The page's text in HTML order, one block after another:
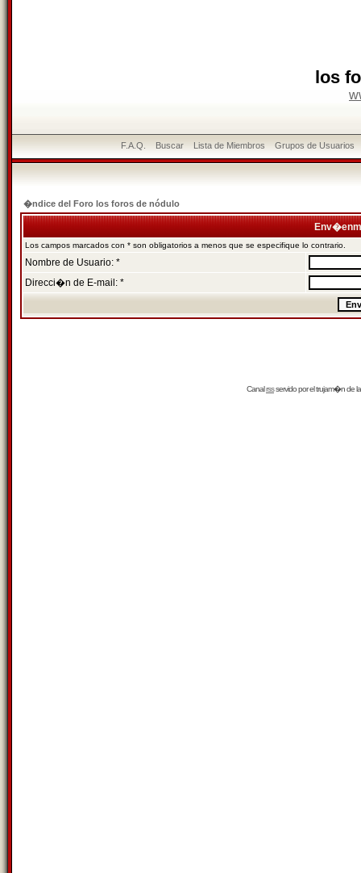
los
F.A.Q. Buscar Lista de Miembros Grupos de Usuarios
�ndice del Foro los foros de nódulo
Los campos marcados con * son obligatorios a menos que se especifique lo contrario.
Nombre de Usuario: *
Direcci�n de E-mail: *
Canalrssservido por eltrujam�nde